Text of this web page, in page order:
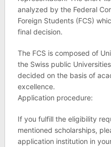
analyzed by the Federal
Foreign Students (FCS)
final decision.
The FCS is composed of
the Swiss public
decided on the basis of
excellence.
Application procedure:
If you fulfill the eligibility
mentioned scholarships,
application institution in